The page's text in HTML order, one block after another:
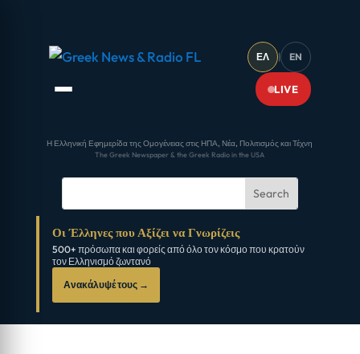
ΕΛ | EN
LIVE
Η Ελληνική Εφημερίδα της Ομογένειας στις ΗΠΑ, Νέα, Πολιτισμός και Τέχνη
The Greek Newspaper & the Greek Radio in the USA
Οι Έλληνες που Αξίζει να Γνωρίζεις
500+ πρόσωπα και φορείς από όλο τον κόσμο που κρατούν
τον Ελληνισμό ζωντανό
Ανακάλυψέ τους →